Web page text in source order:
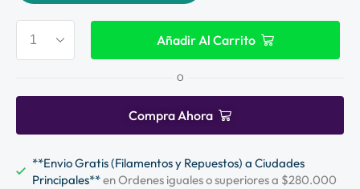
Añadir Al Carrito
O
Compra Ahora
**Envio Gratis (Filamentos y Repuestos) a Ciudades
Principales**en Ordenes iguales o superiores a $280.000